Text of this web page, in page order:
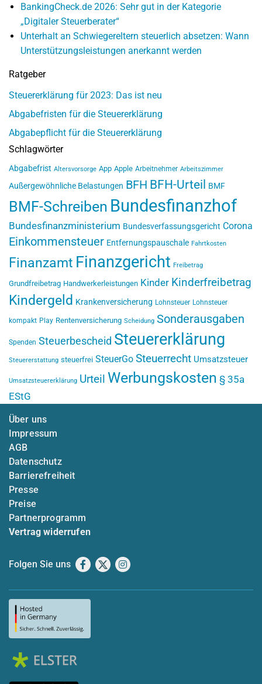
BankingCheck.de 2026: Sehr gut in der Kategorie
„Digitaler Steuerberater“
Unterhalt an Schwiegereltern steuerlich absetzen: Wann
Unterstützungsleistungen anerkannt werden
Ratgeber
Steuererklärung für 2023: Das ist neu
Abgabefristen für die Steuererklärung
Abgabepflicht für die Steuererklärung
Schlagwörter
Abgabefrist Altersvorsorge App Apple Arbeitnehmer Arbeitszimmer
Außergewöhnliche Belastungen BFH BFH-Urteil BMF
BMF-Schreiben Bundesfinanzhof
Bundesfinanzministerium Bundesverfassungsgericht Corona
Einkommensteuer Entfernungspauschale Fahrtkosten
Finanzamt Finanzgericht Freibetrag
Grundfreibetrag Handwerkerleistungen Kinder Kinderfreibetrag
Kindergeld Krankenversicherung Lohnsteuer Lohnsteuer
kompakt Play Rentenversicherung Scheidung Sonderausgaben
Spenden Steuerbescheid Steuererklärung
Steuererstattung steuerfrei SteuerGo Steuerrecht Umsatzsteuer
Umsatzsteuererklärung Urteil Werbungskosten § 35a
EStG
Über uns
Impressum
AGB
Datenschutz
Barrierefreiheit
Presse
Preise
Partnerprogramm
Vertrag widerrufen
Folgen Sie uns Facebook
X Instagram